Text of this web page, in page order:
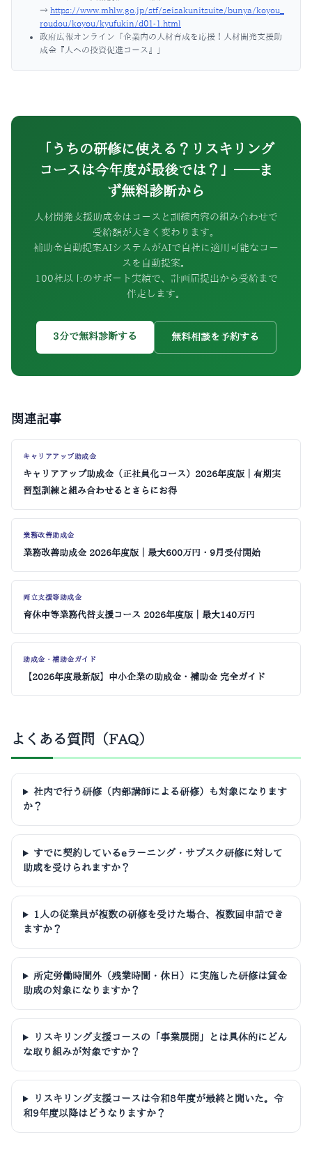
→ https://www.mhlw.go.jp/stf/seisakunitsuite/bunya/koyou_
roudou/koyou/kyufukin/d01-1.html
政府広報オンライン「企業内の人材育成を応援！人材開発支援助
成金『人への投資促進コース』」
「うちの研修に使える？リスキリング
コースは今年度が最後では？」——ま
ず無料診断から
人材開発支援助成金はコースと訓練内容の組み合わせで
受給額が大きく変わります。
補助金自動提案AIシステムがAIで自社に適用可能なコー
スを自動提案。
100社以上のサポート実績で、計画届提出から受給まで
伴走します。
3分で無料診断する 無料相談を予約する
関連記事
キャリアアップ助成金
キャリアアップ助成金（正社員化コース）2026年度版｜有期実
習型訓練と組み合わせるとさらにお得
業務改善助成金
業務改善助成金 2026年度版｜最大600万円・9月受付開始
両立支援等助成金
育休中等業務代替支援コース 2026年度版｜最大140万円
助成金・補助金ガイド
【2026年度最新版】中小企業の助成金・補助金 完全ガイド
よくある質問（FAQ）
社内で行う研修（内部講師による研修）も対象になります
か？
すでに契約しているeラーニング・サブスク研修に対して
助成を受けられますか？
1人の従業員が複数の研修を受けた場合、複数回申請でき
ますか？
所定労働時間外（残業時間・休日）に実施した研修は賃金
助成の対象になりますか？
リスキリング支援コースの「事業展開」とは具体的にどん
な取り組みが対象ですか？
リスキリング支援コースは令和8年度が最終と聞いた。令
和9年度以降はどうなりますか？